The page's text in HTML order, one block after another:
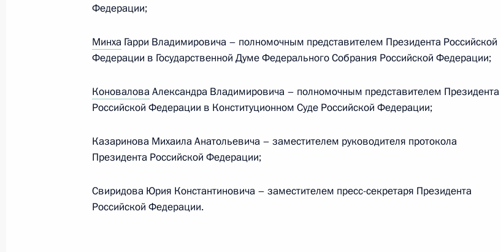
Сергей Шойгу назначен Секретарём Совета Безопасности
12 мая 2024 года, 21:45
Николай Патрушев освобождён от должности Секретаря Совета
Безопасности
12 мая 2024 года, 21:40
Федерации;
Минха Гарри Владимировича – полномочным представителем Президента Российской
Федерации в Государственной Думе Федерального Собрания Российской Федерации;
КоноваловаАлександра Владимировича – полномочным представителем Президента
Российской Федерации в Конституционном Суде Российской Федерации;
Казаринова Михаила Анатольевича – заместителем руководителя протокола
Президента Российской Федерации;
Свиридова Юрия Константиновича – заместителем пресс-секретаря Президента
Российской Федерации.